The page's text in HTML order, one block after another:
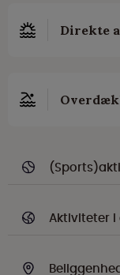
Direkte
Aktiviteter